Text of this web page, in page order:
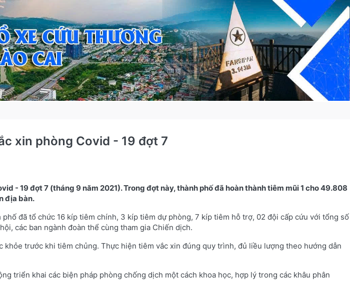
xin phòng Covid - 19 đợt 7
- 19 đợt 7 (tháng 9 năm 2021). Trong đợt này, thành phố đã hoàn thành tiêm mũi 1 cho 49.808
địa bàn.
đã tổ chức 16 kíp tiêm chính, 3 kíp tiêm dự phòng, 7 kíp tiêm hỗ trợ, 02 đội cấp cứu với tổng số
các ban ngành đoàn thể cùng tham gia Chiến dịch.
trước khi tiêm chủng. Thực hiện tiêm vắc xin đúng quy trình, đủ liều lượng theo hướng dẫn
triển khai các biện pháp phòng chống dịch một cách khoa học, hợp lý trong các khâu phân